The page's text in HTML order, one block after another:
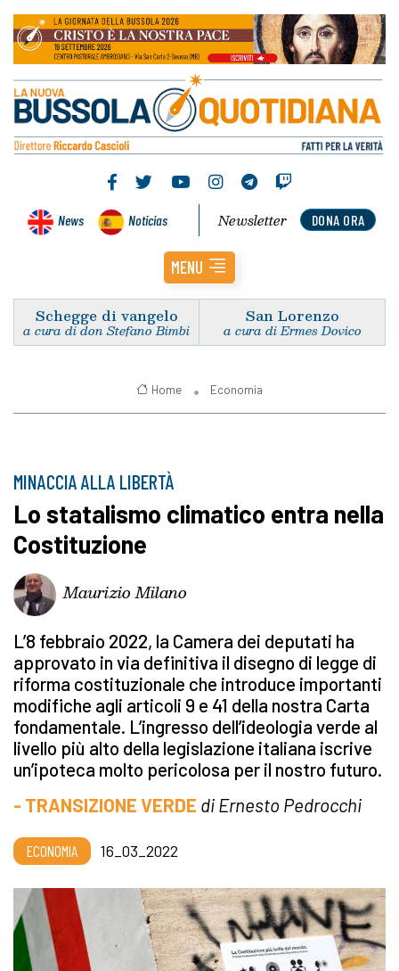
News Noticias DONA ORA
Newsletter
MENU
Schegge di vangelo
a cura di don Stefano Bimbi
San Lorenzo
a cura di Ermes Dovico
Home Economia
MINACCIA ALLA LIBERTÀ
Lo statalismo climatico entra nella
Costituzione
Maurizio Milano
L’8 febbraio 2022, la Camera dei deputati ha
approvato in via definitiva il disegno di legge di
riforma costituzionale che introduce importanti
modifiche agli articoli 9 e 41 della nostra Carta
fondamentale. L’ingresso dell’ideologia verde al
livello più alto della legislazione italiana iscrive
un’ipoteca molto pericolosa per il nostro futuro.
- TRANSIZIONE VERDE di Ernesto Pedrocchi
ECONOMIA 16_03_2022